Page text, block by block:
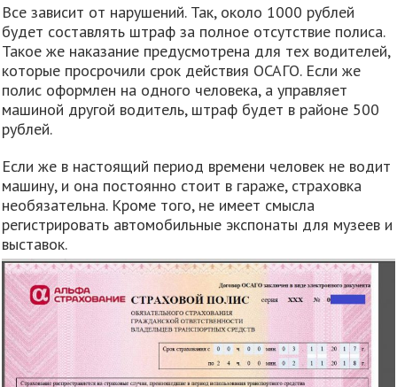
Все зависит от нарушений. Так, около 1000 рублей
будет составлять штраф за полное отсутствие полиса.
Такое же наказание предусмотрена для тех водителей,
которые просрочили срок действия ОСАГО. Если же
полис оформлен на одного человека, а управляет
машиной другой водитель, штраф будет в районе 500
рублей.
Если же в настоящий период времени человек не водит
машину, и она постоянно стоит в гараже, страховка
необязательна. Кроме того, не имеет смысла
регистрировать автомобильные экспонаты для музеев и
выставок.